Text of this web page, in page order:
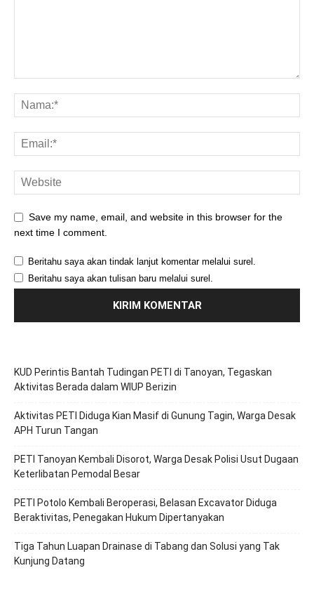
Save my name, email, and website in this browser for the
next time I comment.
Beritahu saya akan tindak lanjut komentar melalui surel.
Beritahu saya akan tulisan baru melalui surel.
KUD Perintis Bantah Tudingan PETI di Tanoyan, Tegaskan
Aktivitas Berada dalam WIUP Berizin
Aktivitas PETI Diduga Kian Masif di Gunung Tagin, Warga Desak
APH Turun Tangan
PETI Tanoyan Kembali Disorot, Warga Desak Polisi Usut Dugaan
Keterlibatan Pemodal Besar
PETI Potolo Kembali Beroperasi, Belasan Excavator Diduga
Beraktivitas, Penegakan Hukum Dipertanyakan
Tiga Tahun Luapan Drainase di Tabang dan Solusi yang Tak
Kunjung Datang